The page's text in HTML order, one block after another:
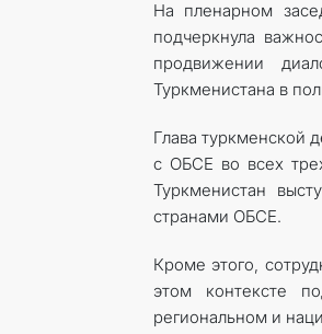
На пленарном
подчеркнула
продвижении
Туркменистана в
Глава туркменской
с ОБСЕ во всех
Туркменистан
странами ОБСЕ.
Кроме этого,
этом контексте
региональном и